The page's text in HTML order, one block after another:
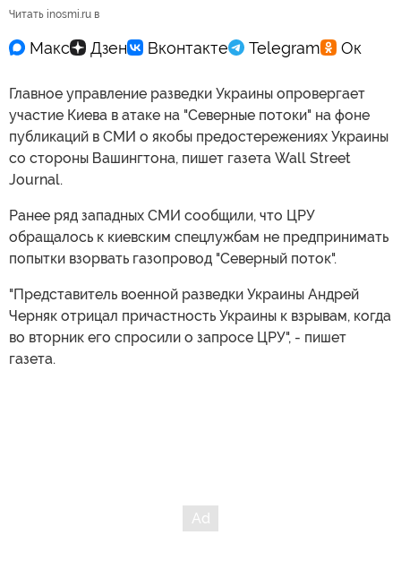
Читать inosmi.ru в
Главное управление разведки Украины опровергает
участие Киева в атаке на "Северные потоки" на фоне
публикаций в СМИ о якобы предостережениях Украины
со стороны Вашингтона, пишет газета Wall Street
Journal.
Ранее ряд западных СМИ сообщили, что ЦРУ
обращалось к киевским спецлужбам не предпринимать
попытки взорвать газопровод "Северный поток".
"Представитель военной разведки Украины Андрей
Черняк отрицал причастность Украины к взрывам, когда
во вторник его спросили о запросе ЦРУ", - пишет
газета.